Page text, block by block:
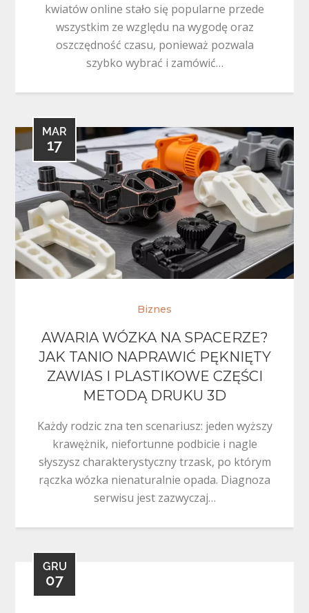
kwiatów online stało się popularne przede
wszystkim ze względu na wygodę oraz
oszczędność czasu, ponieważ pozwala
szybko wybrać i zamówić…
MAR
17
Biznes
AWARIA WÓZKA NA SPACERZE?
JAK TANIO NAPRAWIĆ PĘKNIĘTY
ZAWIAS I PLASTIKOWE CZĘŚCI
METODĄ DRUKU 3D
Każdy rodzic zna ten scenariusz: jeden wyższy
krawężnik, niefortunne podbicie i nagle
słyszysz charakterystyczny trzask, po którym
rączka wózka nienaturalnie opada. Diagnoza
serwisu jest zazwyczaj…
GRU
07